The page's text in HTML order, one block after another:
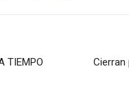
TIEMPO
Cierran